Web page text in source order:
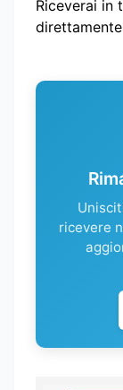
Riceverai in
ricevere